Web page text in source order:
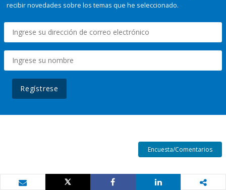
recibir novedades sobre los temas que he seleccionado.
Regístrese
Encuesta/Comentarios